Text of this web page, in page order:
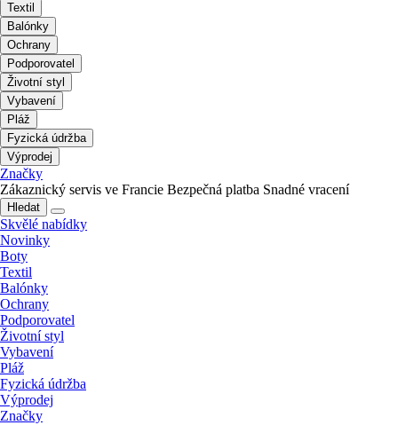
Textil
Balónky
Ochrany
Podporovatel
Životní styl
Vybavení
Pláž
Fyzická údržba
Výprodej
Značky
Zákaznický servis ve Francie Bezpečná platba Snadné vracení
Hledat
Skvělé nabídky
Novinky
Boty
Textil
Balónky
Ochrany
Podporovatel
Životní styl
Vybavení
Pláž
Fyzická údržba
Výprodej
Značky